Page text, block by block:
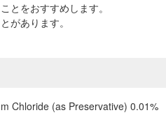
とをおすすめします。
があります。
Chloride (as Preservative) 0.01%